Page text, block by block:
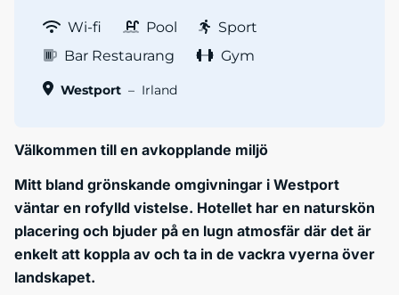
Wi-fi Pool
Sport
Bar Restaurang
Gym
Westport – Irland
Välkommen till en avkopplande miljö
Mitt bland grönskande omgivningar i Westport
väntar en rofylld vistelse. Hotellet har en naturskön
placering och bjuder på en lugn atmosfär där det är
enkelt att koppla av och ta in de vackra vyerna över
landskapet.